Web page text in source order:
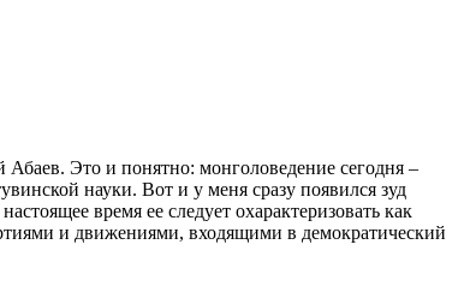
Абаев. Это и понятно: монголоведение сегодня –
науки. Вот и у меня сразу появился зуд
время ее следует охарактеризовать как
и движениями, входящими в демократический